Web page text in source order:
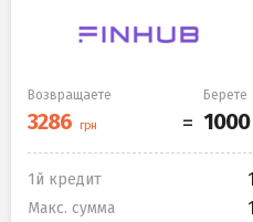
Возвращаете Берете
1й кредит
Макс. сумма